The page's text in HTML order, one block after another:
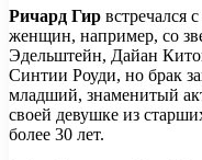
Ричард Гир встречался
женщин, например, со
Эдельштейн, Дайан
Синтии Роуди, но брак
младший, знаменитый
своей девушке из
более 30 лет.